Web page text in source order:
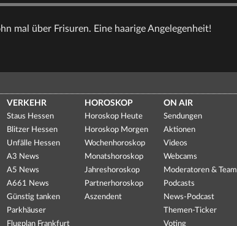
mal über Frisuren. Eine haarige Angelegenheit!
VERKEHR
Staus Hessen
Blitzer Hessen
Unfälle Hessen
A3 News
A5 News
A661 News
Günstig tanken
Parkhäuser
Flugplan Frankfurt
HOROSKOP
Horoskop Heute
Horoskop Morgen
Wochenhoroskop
Monatshoroskop
Jahreshoroskop
Partnerhoroskop
Aszendent
ON AIR
Sendungen
Aktionen
Videos
Webcams
Moderatoren & Team
Podcasts
News-Podcast
Themen-Ticker
Voting